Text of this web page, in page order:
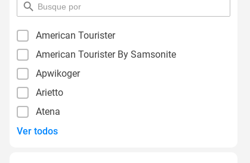
pesquisar
por
American Tourister
American Tourister By Samsonite
Apwikoger
Arietto
Atena
Ver todos